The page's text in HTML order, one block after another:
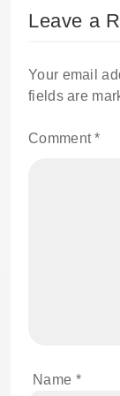
Leave a
Your email
fields are
Comment*
Name *